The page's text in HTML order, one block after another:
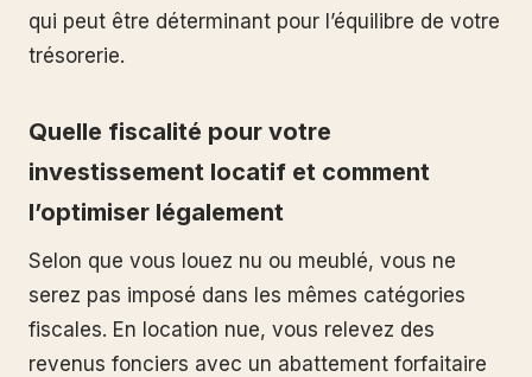
qui peut être déterminant pour l’équilibre de votre
trésorerie.
Quelle fiscalité pour votre
investissement locatif et comment
l’optimiser légalement
Selon que vous louez nu ou meublé, vous ne
serez pas imposé dans les mêmes catégories
fiscales. En location nue, vous relevez des
revenus fonciers avec un abattement forfaitaire